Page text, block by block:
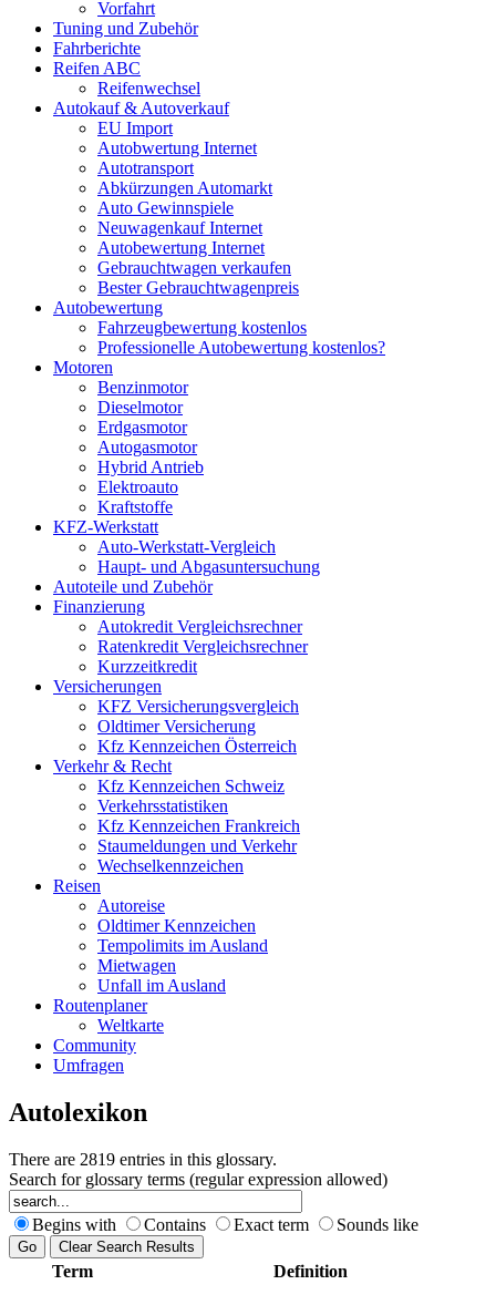
Vorfahrt
Tuning und Zubehör
Fahrberichte
Reifen ABC
Reifenwechsel
Autokauf & Autoverkauf
EU Import
Autobwertung Internet
Autotransport
Abkürzungen Automarkt
Auto Gewinnspiele
Neuwagenkauf Internet
Autobewertung Internet
Gebrauchtwagen verkaufen
Bester Gebrauchtwagenpreis
Autobewertung
Fahrzeugbewertung kostenlos
Professionelle Autobewertung kostenlos?
Motoren
Benzinmotor
Dieselmotor
Erdgasmotor
Autogasmotor
Hybrid Antrieb
Elektroauto
Kraftstoffe
KFZ-Werkstatt
Auto-Werkstatt-Vergleich
Haupt- und Abgasuntersuchung
Autoteile und Zubehör
Finanzierung
Autokredit Vergleichsrechner
Ratenkredit Vergleichsrechner
Kurzzeitkredit
Versicherungen
KFZ Versicherungsvergleich
Oldtimer Versicherung
Kfz Kennzeichen Österreich
Verkehr & Recht
Kfz Kennzeichen Schweiz
Verkehrsstatistiken
Kfz Kennzeichen Frankreich
Staumeldungen und Verkehr
Wechselkennzeichen
Reisen
Autoreise
Oldtimer Kennzeichen
Tempolimits im Ausland
Mietwagen
Unfall im Ausland
Routenplaner
Weltkarte
Community
Umfragen
Autolexikon
There are 2819 entries in this glossary.
Search for glossary terms (regular expression allowed)
Begins with Contains Exact term Sounds like
Term Definition